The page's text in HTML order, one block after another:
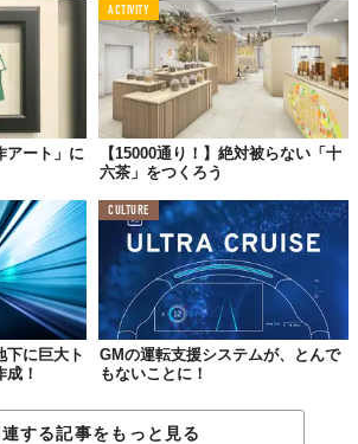
アート」に
ACTIVITY
【15000通り！】絶対被らない「十
六茶」をつくろう
下に巨大ト
！
CULTURE
GMの運転支援システムが、とんで
もないことに！
連する記事をもっと見る